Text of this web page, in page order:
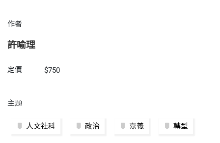
作者
許喻理
定價 $750
主題
人文社科 政治 嘉義 轉型